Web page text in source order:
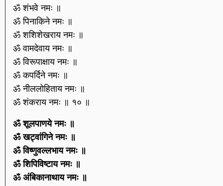
ॐ शंभवे नमः ॥
ॐ पिनाकिने नमः ॥
ॐ शशिशेखराय नमः ॥
ॐ वामदेवाय नमः ॥
ॐ विरूपाक्षाय नमः ॥
ॐ कपर्दिने नमः ॥
ॐ नीललोहिताय नमः ॥
ॐ शंकराय नमः ॥ १० ॥
ॐ शूलपाणये नमः ॥
ॐ खट्वांगिने नमः ॥
ॐ विष्णुवल्लभाय नमः ॥
ॐ शिपिविष्टाय नमः ॥
ॐ अंबिकानाथाय नमः ॥